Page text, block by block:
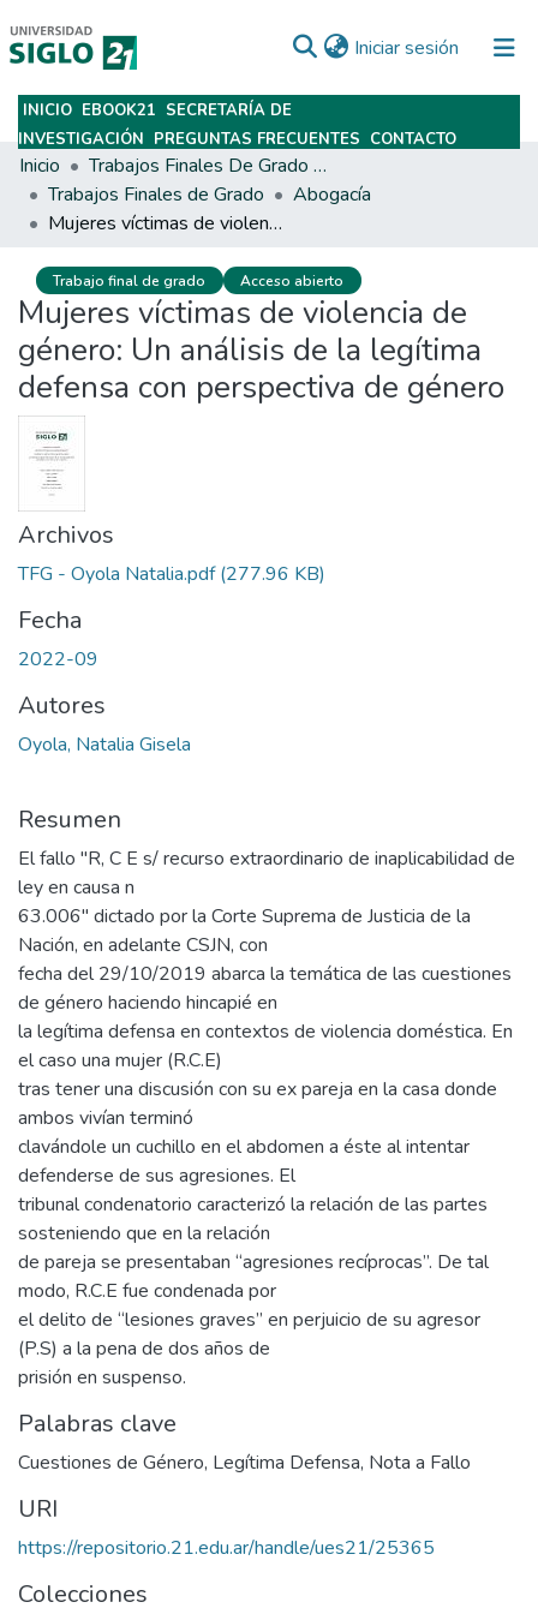
Iniciar sesión (current)
Subir
INICIO EBOOK21 SECRETARÍA DE
INVESTIGACIÓN PREGUNTAS FRECUENTES CONTACTO
Inicio
Trabajos Finales De Grado Y Posgrado
Trabajos Finales de Grado
Abogacía
Mujeres víctimas de violencia de género: Un análisis de la legítima defensa con perspectiva de género
Trabajo final de grado Acceso abierto
Mujeres víctimas de violencia de
género: Un análisis de la legítima
defensa con perspectiva de género
Archivos
TFG - Oyola Natalia.pdf(277.96 KB)
Fecha
2022-09
Autores
Oyola, Natalia Gisela
Resumen
El fallo "R, C E s/ recurso extraordinario de inaplicabilidad de
ley en causa n
63.006" dictado por la Corte Suprema de Justicia de la
Nación, en adelante CSJN, con
fecha del 29/10/2019 abarca la temática de las cuestiones
de género haciendo hincapié en
la legítima defensa en contextos de violencia doméstica. En
el caso una mujer (R.C.E)
tras tener una discusión con su ex pareja en la casa donde
ambos vivían terminó
clavándole un cuchillo en el abdomen a éste al intentar
defenderse de sus agresiones. El
tribunal condenatorio caracterizó la relación de las partes
sosteniendo que en la relación
de pareja se presentaban “agresiones recíprocas”. De tal
modo, R.C.E fue condenada por
el delito de “lesiones graves” en perjuicio de su agresor
(P.S) a la pena de dos años de
prisión en suspenso.
Palabras clave
Cuestiones de Género, Legítima Defensa, Nota a Fallo
URI
https://repositorio.21.edu.ar/handle/ues21/25365
Colecciones